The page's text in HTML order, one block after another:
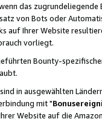
das
von Bots oder
auf Ihrer Website
vorliegt.
Bounty-
in ausgewählten
mit "
Website auf die